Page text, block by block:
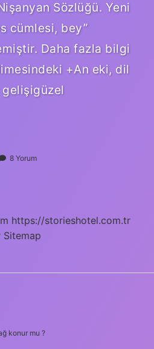
Sözlüğü. Yeni
cümlesi, bey”
Daha fazla bilgi
+An eki, dil
gelişigüzel
8 Yorum
https://storieshotel.com.tr
Sitemap
konur mu ?